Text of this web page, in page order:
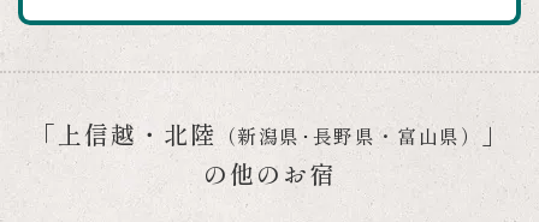
で
き
ま
す
「上信越・北陸 （新潟県･長野県・富山県）
」
の他のお宿